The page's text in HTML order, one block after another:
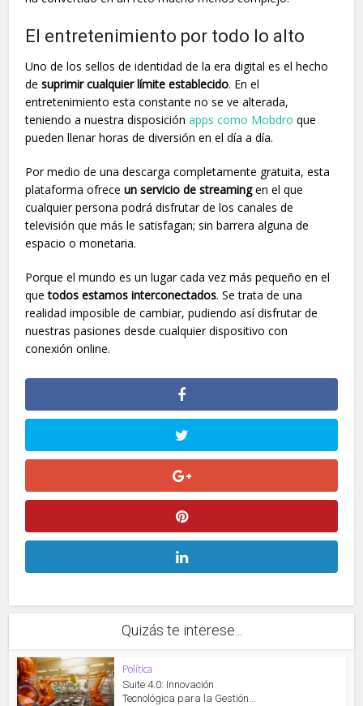
El entretenimiento por todo lo alto
Uno de los sellos de identidad de la era digital es el hecho
desuprimir cualquier límite establecido. En el
entretenimiento esta constante no se ve alterada,
teniendo a nuestra disposiciónapps como Mobdro que
pueden llenar horas de diversión en el día a día.
Por medio de una descarga completamente gratuita, esta
plataforma ofreceun servicio de streamingen el que
cualquier persona podrá disfrutar de los canales de
televisión que más le satisfagan; sin barrera alguna de
espacio o monetaria.
Porque el mundo es un lugar cada vez más pequeño en el
quetodos estamos interconectados. Se trata de una
realidad imposible de cambiar, pudiendo así disfrutar de
nuestras pasiones desde cualquier dispositivo con
conexión online.
Quizás te interese...
Política
Suite 4.0: Innovación
Tecnológica para la Gestión...